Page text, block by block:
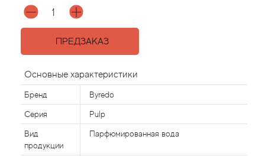
ПРЕДЗАКАЗ
Основные характеристики
Бренд Byredo
Серия Pulp
Вид
продукции
Парфюмированная вода
Acqua di Parma
Acqua di Sardegna
Adidas
Aedes de Venustas
Aerin Lauder